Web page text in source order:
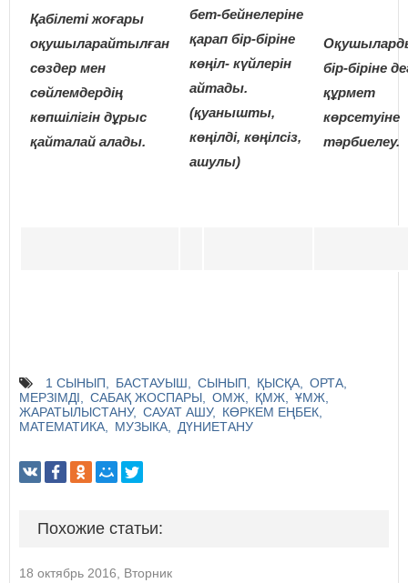
Қабілеті жоғары
оқушыларайтылған
сөздер мен
сөйлемдердің
көпшілігін дұрыс
қайталай алады.
бет-бейнелеріне
қарап бір-біріне
көңіл- күйлерін
айтады.
(қуанышты,
көңілді, көңілсіз,
ашулы)
бір-біріне
құрмет
көрсетуіне
тәрбиелеу.
1 СЫНЫП БАСТАУЫШ СЫНЫП ҚЫСҚА
ОРТА
МЕРЗІМДІ
САБАҚ ЖОСПАРЫ ОМЖ ҚМЖ
ҰМЖ
ЖАРАТЫЛЫСТАНУ
САУАТ АШУ
КӨРКЕМ ЕҢБЕК
МАТЕМАТИКА
МУЗЫКА ДҮНИЕТАНУ
Похожие статьи:
18 октябрь 2016, Вторник